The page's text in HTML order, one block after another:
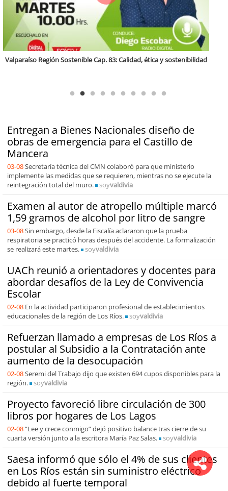
Entregan a Bienes Nacionales diseño de
obras de emergencia para el Castillo de
Mancera
03-08Secretaría técnica del CMN colaboró para que ministerio
implemente las medidas que se requieren, mientras no se ejecute la
reintegración total del muro.
soyvaldivia
Examen al autor de atropello múltiple marcó
1,59 gramos de alcohol por litro de sangre
03-08Sin embargo, desde la Fiscalía aclararon que la prueba
respiratoria se practicó horas después del accidente. La formalización
se realizará este martes.
soyvaldivia
UACh reunió a orientadores y docentes para
abordar desafíos de la Ley de Convivencia
Escolar
02-08 En la actividad participaron profesional de establecimientos
educacionales de la región de Los Ríos.
soyvaldivia
Refuerzan llamado a empresas de Los Ríos a
postular al Subsidio a la Contratación ante
aumento de la desocupación
02-08Seremi del Trabajo dijo que existen 694 cupos disponibles para la
región.
soyvaldivia
Proyecto favoreció libre circulación de 300
libros por hogares de Los Lagos
02-08“Lee y crece conmigo” dejó positivo balance tras cierre de su
cuarta versión junto a la escritora María Paz Salas.
soyvaldivia
Saesa informó que sólo el 4% de sus clientes
en Los Ríos están sin suministro eléctrico
debido al fuerte temporal